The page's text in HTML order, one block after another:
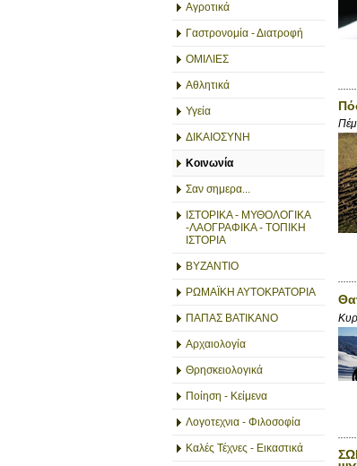
Αγροτικά
Γαστρονομία - Διατροφή
ΟΜΙΛΙΕΣ
Αθλητικά
Υγεία
ΔΙΚΑΙΟΣΥΝΗ
Κοινωνία
Σαν σημερα...
ΙΣΤΟΡΙΚΑ - ΜΥΘΟΛΟΓΙΚΑ
-ΛΑΟΓΡΑΦΙΚΑ - ΤΟΠΙΚΗ
ΙΣΤΟΡΙΑ
ΒΥΖΑΝΤΙΟ
ΡΩΜΑΪΚΗ ΑΥΤΟΚΡΑΤΟΡΙΑ
ΠΑΠΑΣ ΒΑΤΙΚΑΝΟ
Αρχαιολογία
Θρησκειολογικά
Ποίηση - Κείμενα
Λογοτεχνια - Φιλοσοφία
Καλές Τέχνες - Εικαστικά